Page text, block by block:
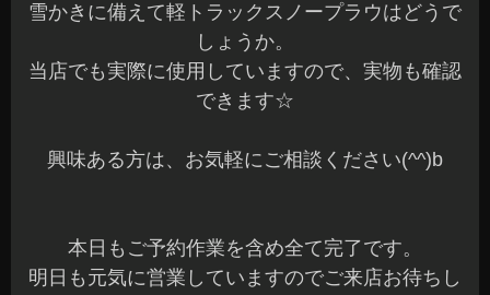
雪かきに備えて軽トラックスノープラウはどうで
しょうか。
当店でも実際に使用していますので、実物も確認
できます☆
興味ある方は、お気軽にご相談ください(^^)b
本日もご予約作業を含め全て完了です。
明日も元気に営業していますのでご来店お待ちし